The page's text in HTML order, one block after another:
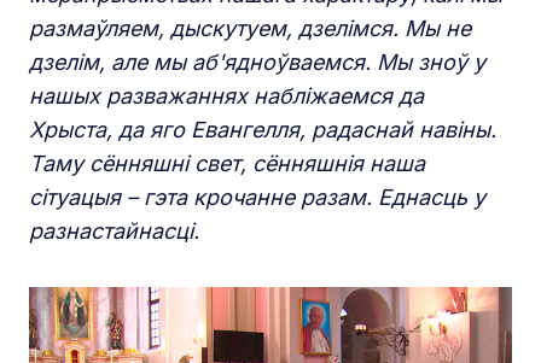
размаўляем, дыскутуем, дзелімся. Мы не
дзелім, але мы аб'ядноўваемся. Мы зноў у
нашых разважаннях набліжаемся да
Хрыста, да яго Евангелля, радаснай навіны.
Таму сённяшні свет, сённяшнія наша
сітуацыя – гэта крочанне разам. Еднасць у
разнастайнасці.